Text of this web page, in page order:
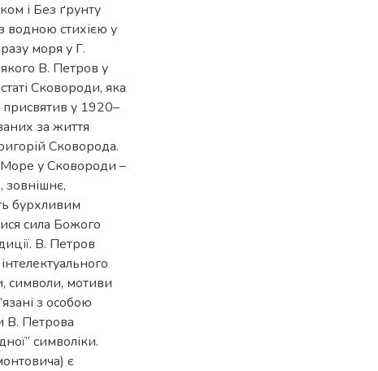
і Без ґрунту
водною стихією у
моря у Г.
В. Петров у
Сковороди, яка
присвятив у 1920–
за життя
Сковорода.
у Сковороди –
бурхливим
сила Божого
В. Петров
символи, мотиви
з особою
В. Петрова
символіки.
є